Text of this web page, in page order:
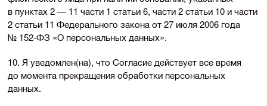
в пунктах 2 — 11 части 1 статьи 6, части 2 статьи 10 и части
2 статьи 11 Федерального закона от 27 июля 2006 года
№ 152-ФЗ «О персональных данных».
10. Я уведомлен(на), что Согласие действует все время
до момента прекращения обработки персональных
данных.